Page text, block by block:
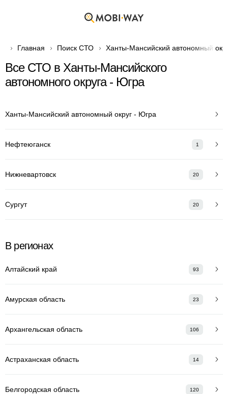
Главная Поиск СТО Ханты-Мансийский автономный
Все СТО в Ханты-Мансийского
автономного округа - Югра
Ханты-Мансийский автономный округ - Югра
Нефтеюганск 1
Нижневартовск 20
Сургут 20
В регионах
Алтайский край 93
Амурская область 23
Архангельская область 106
Астраханская область 14
Белгородская область 120